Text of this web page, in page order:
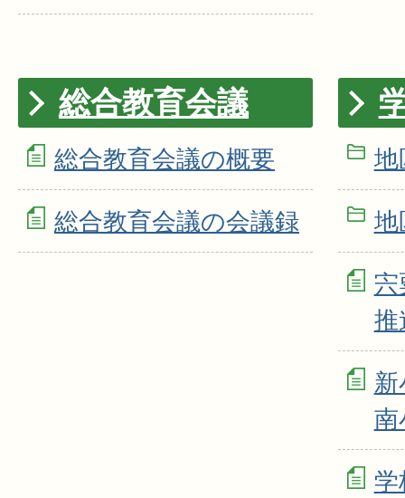
総合教育会議
総合教育会議の概要
総合教育会議の会議録
地
地
推
南
学